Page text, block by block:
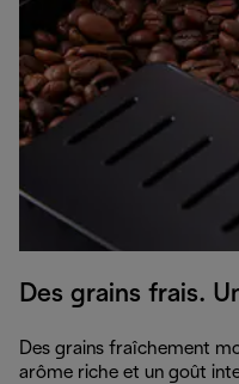
Des grains frais.
Des grains fraîchement
arôme riche et un goût